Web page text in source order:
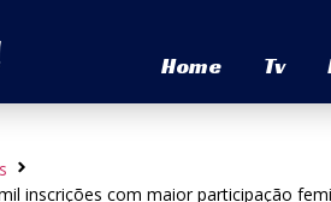
Home Tv
inscrições com maior participação